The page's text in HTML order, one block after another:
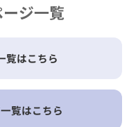
ジ一覧
覧はこちら
覧はこちら